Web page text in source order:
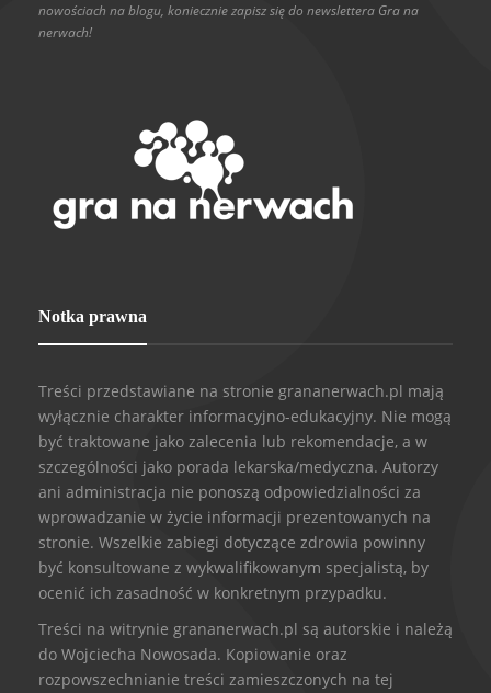
nowościach na blogu, koniecznie zapisz się do newslettera Gra na
nerwach!
Notka prawna
Treści przedstawiane na stronie grananerwach.pl mają
wyłącznie charakter informacyjno-edukacyjny. Nie mogą
być traktowane jako zalecenia lub rekomendacje, a w
szczególności jako porada lekarska/medyczna. Autorzy
ani administracja nie ponoszą odpowiedzialności za
wprowadzanie w życie informacji prezentowanych na
stronie. Wszelkie zabiegi dotyczące zdrowia powinny
być konsultowane z wykwalifikowanym specjalistą, by
ocenić ich zasadność w konkretnym przypadku.
Treści na witrynie grananerwach.pl są autorskie i należą
do Wojciecha Nowosada. Kopiowanie oraz
rozpowszechnianie treści zamieszczonych na tej